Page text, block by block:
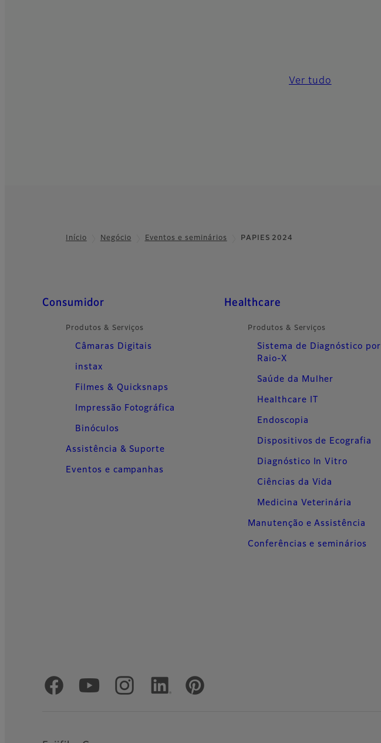
Ver tudo
Início Negócio Eventos e seminários PAPIES 2024
Quick Links
Consumidor
Produtos & Serviços
Câmaras Digitais
instax
Filmes & Quicksnaps
Impressão Fotográfica
Binóculos
Assistência & Suporte
Eventos e campanhas
Healthcare
Produtos & Serviços
Sistema de Diagnóstico por
Raio-X
Saúde da Mulher
Healthcare IT
Endoscopia
Dispositivos de Ecografia
Diagnóstico In Vitro
Ciências da Vida
Medicina Veterinária
Manutenção e Assistência
Conferências e seminários
Redes Sociais Oficiais